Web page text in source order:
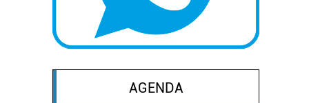
AGENDA